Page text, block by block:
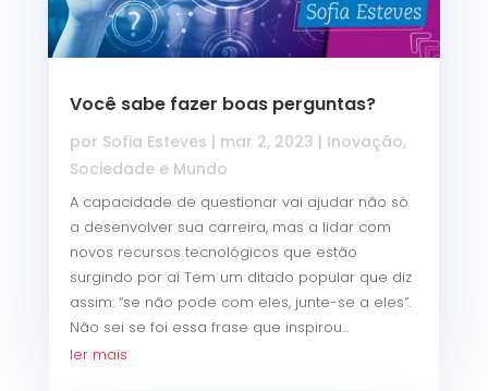
Você sabe fazer boas perguntas?
por Sofia Esteves | mar 2, 2023 | Inovação,
Sociedade e Mundo
A capacidade de questionar vai ajudar não só
a desenvolver sua carreira, mas a lidar com
novos recursos tecnológicos que estão
surgindo por aí Tem um ditado popular que diz
assim: “se não pode com eles, junte-se a eles”.
Não sei se foi essa frase que inspirou...
ler mais